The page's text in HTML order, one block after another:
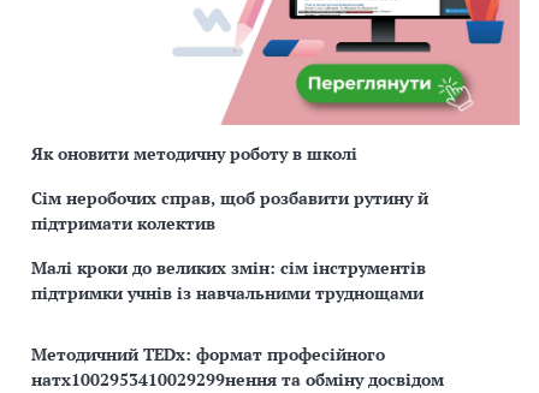
Як оновити методичну роботу в школі
Сім неробочих справ, щоб розбавити рутину й
підтримати колектив
Малі кроки до великих змін: сім інструментів
підтримки учнів із навчальними труднощами
Методичний TEDx: формат професійного
натх1002953410029299нення та обміну досвідом